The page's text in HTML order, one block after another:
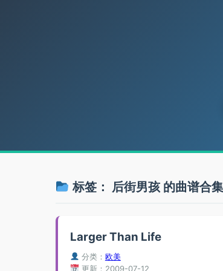
标签： 后街男孩的曲谱合集
Larger Than Life
分类： 欧美
更新：2009-07-12